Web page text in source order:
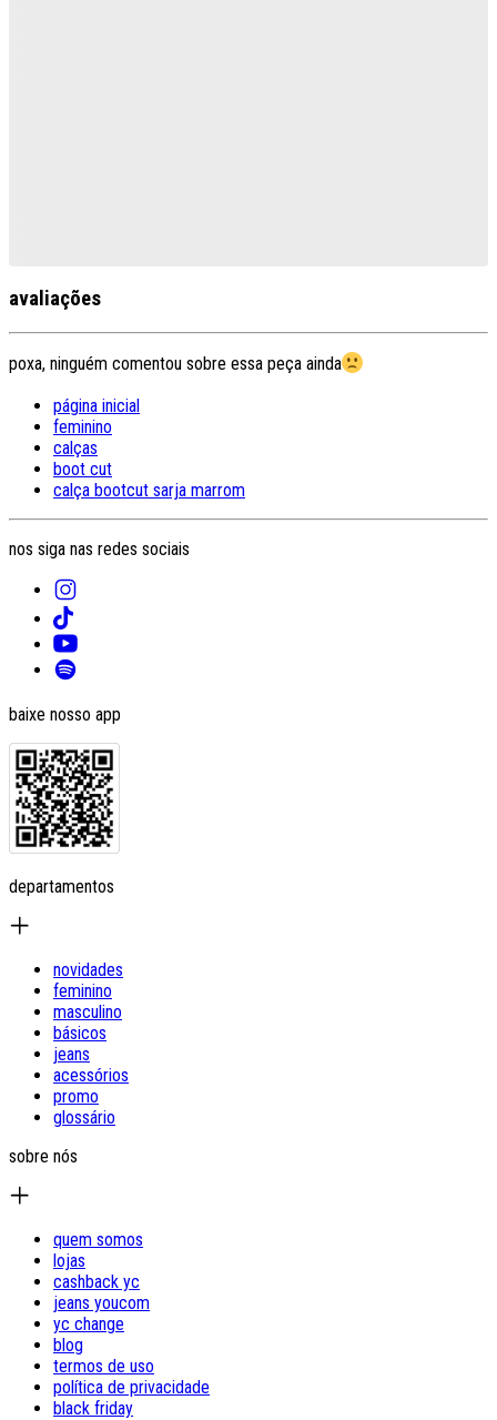
avaliações
poxa, ninguém comentou sobre essa peça ainda
página inicial
feminino
calças
boot cut
calça bootcut sarja marrom
nos siga nas redes sociais
baixe nosso app
departamentos
novidades
feminino
masculino
básicos
jeans
acessórios
promo
glossário
sobre nós
quem somos
lojas
cashback yc
jeans youcom
yc change
blog
termos de uso
política de privacidade
black friday